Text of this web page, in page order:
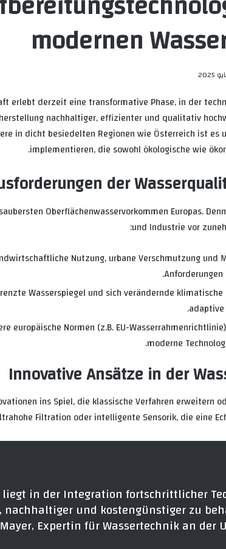
modernen
erlebt derzeit eine transformative Phase, in der
nachhaltiger, effizienter und qualitativ
in dicht besiedelten Regionen wie Österreich ist es
implementieren, die sowohl ökologische wie
der
Oberflächenwasservorkommen Europas.
und Industrie vor
Nutzung, urbane Verschmutzung und
Wasserspiegel und sich verändernde
europäische Normen (z.B. EU-
moderne
Innovative Ansätze in der
ins Spiel, die klassische Verfahren erweitern
Filtration oder intelligente Sensorik, die eine
liegt in der Integration fortschrittlicher
nachhaltiger und kostengünstiger zu
Expertin für Wassertechnik an der